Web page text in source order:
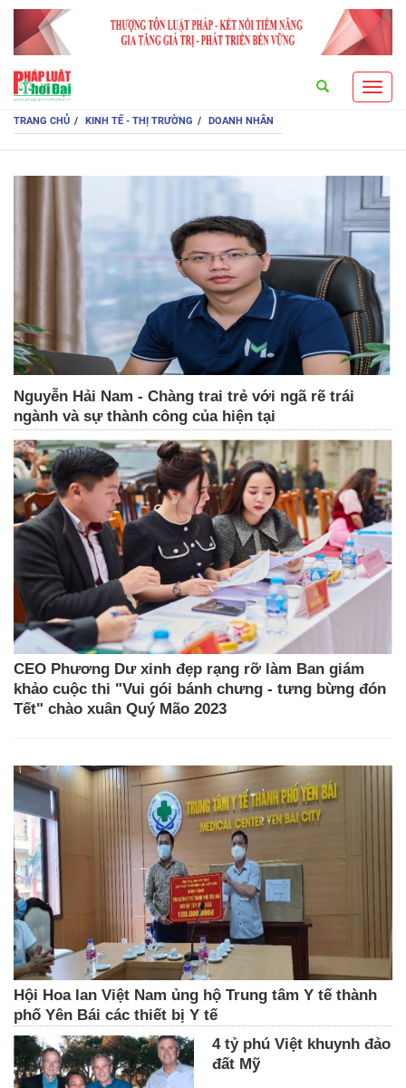
TRANG CHỦ KINH TẾ - THỊ TRƯỜNG DOANH NHÂN
Nguyễn Hải Nam - Chàng trai trẻ với ngã rẽ trái
ngành và sự thành công của hiện tại
CEO Phương Dư xinh đẹp rạng rỡ làm Ban giám
khảo cuộc thi "Vui gói bánh chưng - tưng bừng đón
Tết" chào xuân Quý Mão 2023
Hội Hoa lan Việt Nam ủng hộ Trung tâm Y tế thành
phố Yên Bái các thiết bị Y tế
4 tỷ phú Việt khuynh đảo
đất Mỹ